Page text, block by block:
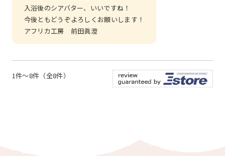
入浴後のシアバター、いいですね！
今後ともどうぞよろしくお願いします！
アフリカ工房 前田眞澄
1件～8件（全8件）